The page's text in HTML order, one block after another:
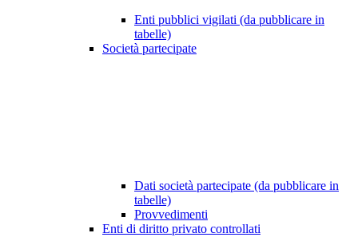
Enti pubblici vigilati (da pubblicare in
tabelle)
Società partecipate
Dati società partecipate (da pubblicare in
tabelle)
Provvedimenti
Enti di diritto privato controllati